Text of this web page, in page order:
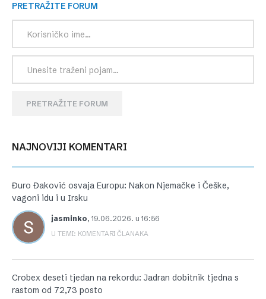
PRETRAŽITE FORUM
PRETRAŽITE FORUM
NAJNOVIJI KOMENTARI
Đuro Đaković osvaja Europu: Nakon Njemačke i Češke,
vagoni idu i u Irsku
jasminko, 19.06.2026. u 16:56
U TEMI: KOMENTARI ČLANAKA
Crobex deseti tjedan na rekordu: Jadran dobitnik tjedna s
rastom od 72,73 posto